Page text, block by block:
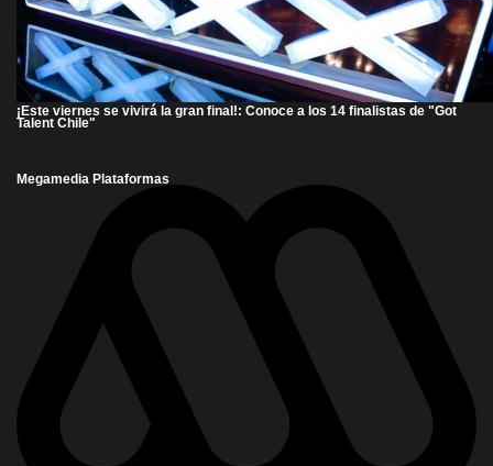
¡Este viernes se vivirá la gran final!: Conoce a los 14 finalistas de "Got
Talent Chile"
Megamedia Plataformas